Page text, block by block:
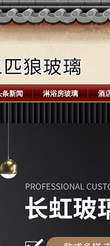
条新闻 淋浴房玻璃 酒